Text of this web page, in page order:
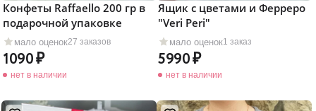
мало оценок27 заказов
Конфеты Raffaello 200 гр в
подарочной упаковке
1090
нет в наличии
мало оценок1 заказ
Ящик с цветами и Ферреро
"Veri Peri"
5990
нет в наличии